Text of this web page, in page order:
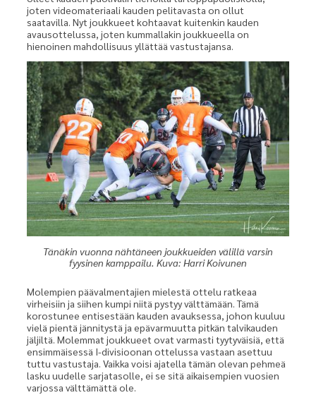
joten videomateriaali kauden pelitavasta on ollut
saatavilla. Nyt joukkueet kohtaavat kuitenkin kauden
avausottelussa, joten kummallakin joukkueella on
hienoinen mahdollisuus yllättää vastustajansa.
Tänäkin vuonna nähtäneen joukkueiden välillä varsin
fyysinen kamppailu. Kuva: Harri Koivunen
Molempien päävalmentajien mielestä ottelu ratkeaa
virheisiin ja siihen kumpi niitä pystyy välttämään. Tämä
korostunee entisestään kauden avauksessa, johon kuuluu
vielä pientä jännitystä ja epävarmuutta pitkän talvikauden
jäljiltä. Molemmat joukkueet ovat varmasti tyytyväisiä, että
ensimmäisessä I-divisioonan ottelussa vastaan asettuu
tuttu vastustaja. Vaikka voisi ajatella tämän olevan pehmeä
lasku uudelle sarjatasolle, ei se sitä aikaisempien vuosien
varjossa välttämättä ole.